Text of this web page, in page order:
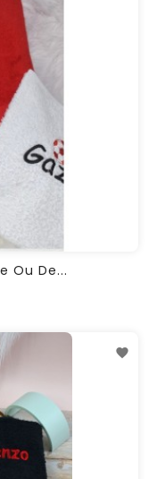
Ou De...